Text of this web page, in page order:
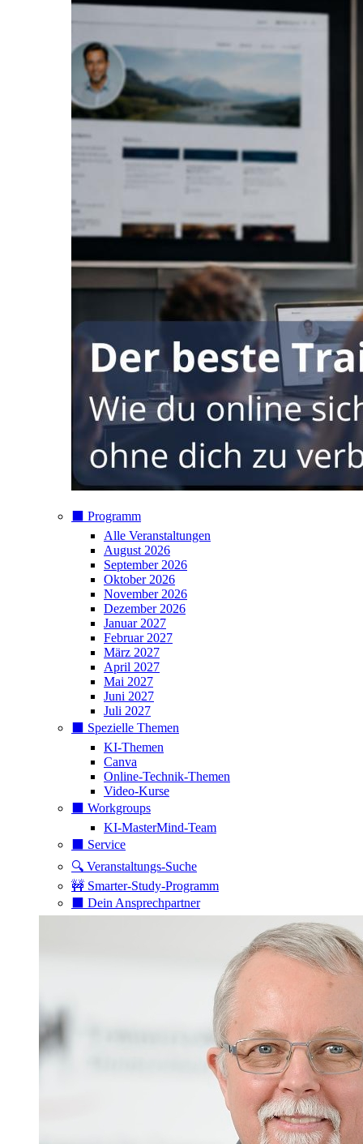
⬛️ Programm
Alle Veranstaltungen
August 2026
September 2026
Oktober 2026
November 2026
Dezember 2026
Januar 2027
Februar 2027
März 2027
April 2027
Mai 2027
Juni 2027
Juli 2027
⬛️ Spezielle Themen
KI-Themen
Canva
Online-Technik-Themen
Video-Kurse
⬛️ Workgroups
KI-MasterMind-Team
⬛️ Service
🔍 Veranstaltungs-Suche
🚧 Smarter-Study-Programm
⬛️ Dein Ansprechpartner